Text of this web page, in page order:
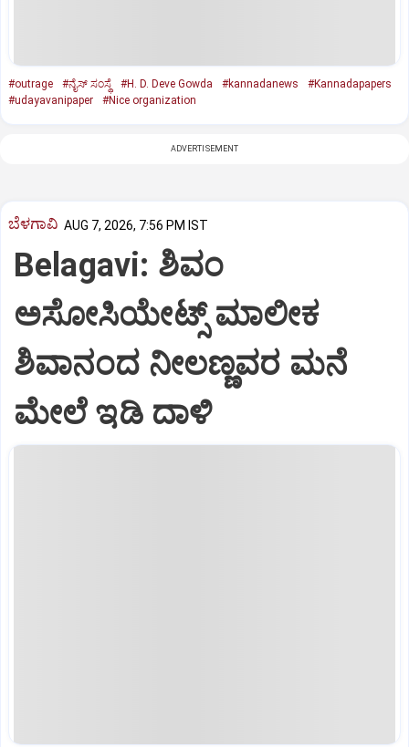
#outrage #ನೈಸ್‌ ಸಂಸ್ಥೆ #H. D. Deve Gowda #kannadanews
#Kannadapapers
#udayavanipaper
#Nice organization
ADVERTISEMENT
ಬೆಳಗಾವಿ AUG 7, 2026, 7:56 PM IST
Belagavi: ಶಿವಂ
ಅಸೋಸಿಯೇಟ್ಸ್ ಮಾಲೀಕ
ಶಿವಾನಂದ ನೀಲಣ್ಣವರ ಮನೆ
ಮೇಲೆ ಇಡಿ‌ ದಾಳಿ